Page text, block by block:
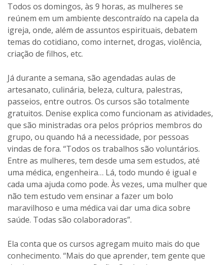
Todos os domingos, às 9 horas, as mulheres se
reúnem em um ambiente descontraído na capela da
igreja, onde, além de assuntos espirituais, debatem
temas do cotidiano, como internet, drogas, violência,
criação de filhos, etc.
Já durante a semana, são agendadas aulas de
artesanato, culinária, beleza, cultura, palestras,
passeios, entre outros. Os cursos são totalmente
gratuitos. Denise explica como funcionam as atividades,
que são ministradas ora pelos próprios membros do
grupo, ou quando há a necessidade, por pessoas
vindas de fora. “Todos os trabalhos são voluntários.
Entre as mulheres, tem desde uma sem estudos, até
uma médica, engenheira… Lá, todo mundo é igual e
cada uma ajuda como pode. Às vezes, uma mulher que
não tem estudo vem ensinar a fazer um bolo
maravilhoso e uma médica vai dar uma dica sobre
saúde. Todas são colaboradoras”.
Ela conta que os cursos agregam muito mais do que
conhecimento. “Mais do que aprender, tem gente que